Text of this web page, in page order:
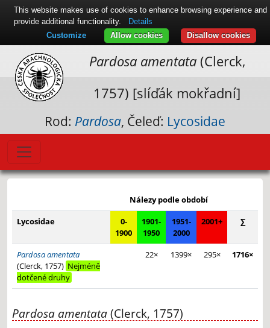
Pardosa amentata(Clerck,
1757) [slíďák mokřadní]
Rod: Pardosa, Čeleď: Lycosidae
−
Leaflet|© Seznam.cz a.s. a další
Nálezy podle období
Lycosidae
0-
1900
1901-
1950
1951-
2000
2001+ ∑
Pardosa amentata
(Clerck, 1757) Nejméně
dotčené druhy
22× 1399× 295× 1716×
Pardosa amentata(Clerck, 1757)
This website makes use of cookies to enhance browsing experience and
provide additional functionality.
Details
Disallow cookies
Allow cookies
Customize